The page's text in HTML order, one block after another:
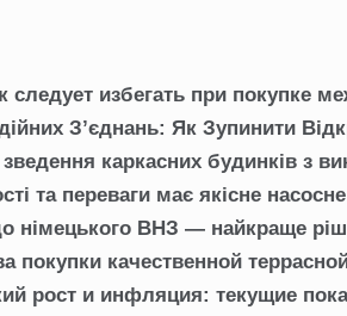
следует избегать при покупке
З’єднань: Як Зупинити
каркасних будинків з
та переваги має якісне
німецького ВНЗ — найкраще
покупки качественной
рост и инфляция: текущие